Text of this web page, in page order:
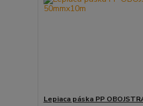
Lepiaca páska PP